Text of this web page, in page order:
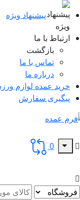
پیشنهاد ویژه
با ما
بازگشت
تماس با ما
درباره ما
عمده لوازم ورزشی
سفارش
0